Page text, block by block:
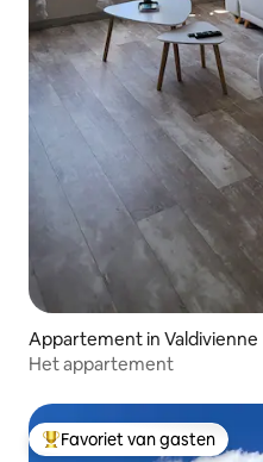
Appartement in Valdivienne
Het appartement
Topfavoriet van gasten
Favoriet van gasten